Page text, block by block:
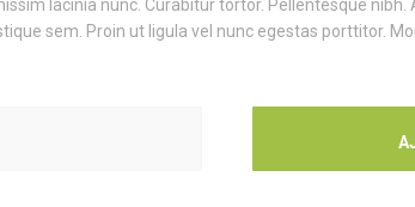
lacinia nunc. Curabitur tortor. Pellentesque
sem. Proin ut ligula vel nunc egestas porttitor.